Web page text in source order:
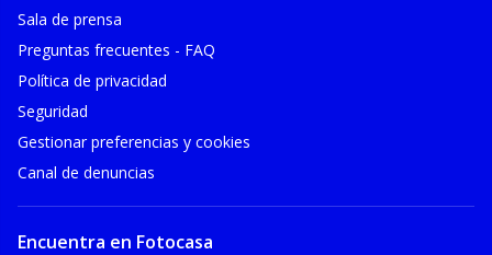
Sala de prensa
Preguntas frecuentes - FAQ
Política de privacidad
Seguridad
Gestionar preferencias y cookies
Canal de denuncias
Encuentra en Fotocasa